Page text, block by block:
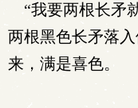
“我要两根长矛
两根黑色长矛落
来，满是喜色。